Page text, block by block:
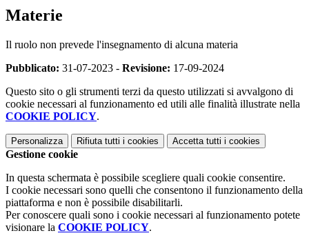
Materie
Il ruolo non prevede l'insegnamento di alcuna materia
Pubblicato: 31-07-2023 - Revisione: 17-09-2024
Questo sito o gli strumenti terzi da questo utilizzati si avvalgono di
cookie necessari al funzionamento ed utili alle finalità illustrate nella
COOKIE POLICY.
Personalizza Rifiuta tutti i cookies Accetta tutti i cookies
Gestione cookie
In questa schermata è possibile scegliere quali cookie consentire.
I cookie necessari sono quelli che consentono il funzionamento della
piattaforma e non è possibile disabilitarli.
Per conoscere quali sono i cookie necessari al funzionamento potete
visionare la COOKIE POLICY.